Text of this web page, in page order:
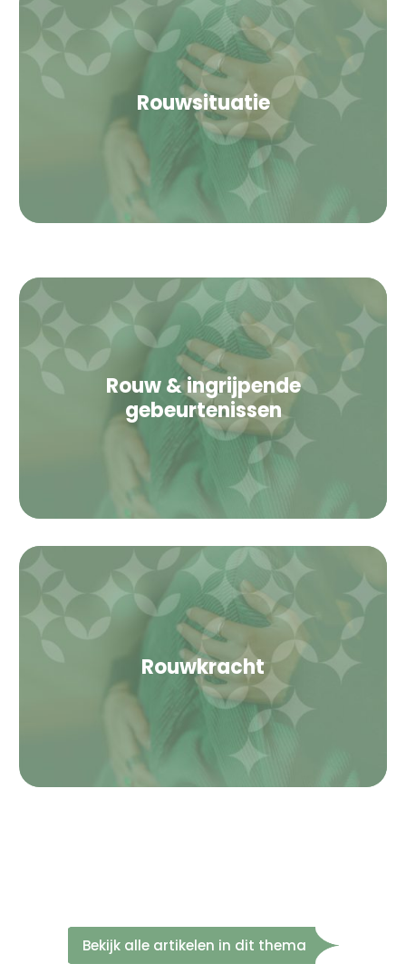
Rouwsituatie
Rouw & ingrijpende
gebeurtenissen
Rouwkracht
Bekijk alle artikelen in dit thema